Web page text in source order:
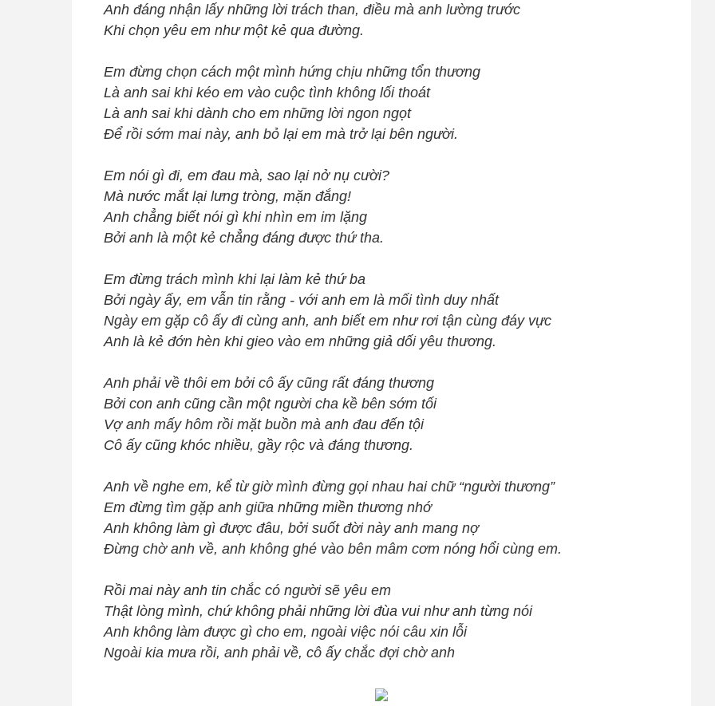
Anh đáng nhận lấy những lời trách than, điều mà anh lường trước
Khi chọn yêu em như một kẻ qua đường.
Em đừng chọn cách một mình hứng chịu những tổn thương
Là anh sai khi kéo em vào cuộc tình không lối thoát
Là anh sai khi dành cho em những lời ngon ngọt
Để rồi sớm mai này, anh bỏ lại em mà trở lại bên người.
Em nói gì đi, em đau mà, sao lại nở nụ cười?
Mà nước mắt lại lưng tròng, mặn đắng!
Anh chẳng biết nói gì khi nhìn em im lặng
Bởi anh là một kẻ chẳng đáng được thứ tha.
Em đừng trách mình khi lại làm kẻ thứ ba
Bởi ngày ấy, em vẫn tin rằng - với anh em là mối tình duy nhất
Ngày em gặp cô ấy đi cùng anh, anh biết em như rơi tận cùng đáy vực
Anh là kẻ đớn hèn khi gieo vào em những giả dối yêu thương.
Anh phải về thôi em bởi cô ấy cũng rất đáng thương
Bởi con anh cũng cần một người cha kề bên sớm tối
Vợ anh mấy hôm rồi mặt buồn mà anh đau đến tội
Cô ấy cũng khóc nhiều, gầy rộc và đáng thương.
Anh về nghe em, kể từ giờ mình đừng gọi nhau hai chữ “người thương”
Em đừng tìm gặp anh giữa những miền thương nhớ
Anh không làm gì được đâu, bởi suốt đời này anh mang nợ
Đừng chờ anh về, anh không ghé vào bên mâm cơm nóng hổi cùng em.
Rồi mai này anh tin chắc có người sẽ yêu em
Thật lòng mình, chứ không phải những lời đùa vui như anh từng nói
Anh không làm được gì cho em, ngoài việc nói câu xin lỗi
Ngoài kia mưa rồi, anh phải về, cô ấy chắc đợi chờ anh